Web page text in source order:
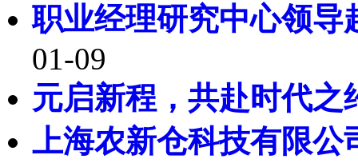
职业经理研究中心领导
01-09
元启新程，共赴时代之
上海农新仓科技有限公